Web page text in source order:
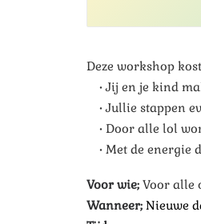
Deze workshop
• Jij en je kind
• Jullie stappen
• Door alle lol
• Met de energie
Voor wie; Voor alle
Wanneer; Nieuwe